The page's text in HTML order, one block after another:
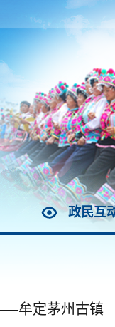
政民互
牟定茅州古镇